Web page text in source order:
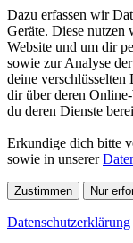
Dazu erfassen wir
Geräte. Diese nutzen
Website und um dir
sowie zur Analyse
deine
dir über deren
du deren Dienste
Erkundige dich bitte
sowie in unserer
Zustimmen Nur
Datenschutzerklärung